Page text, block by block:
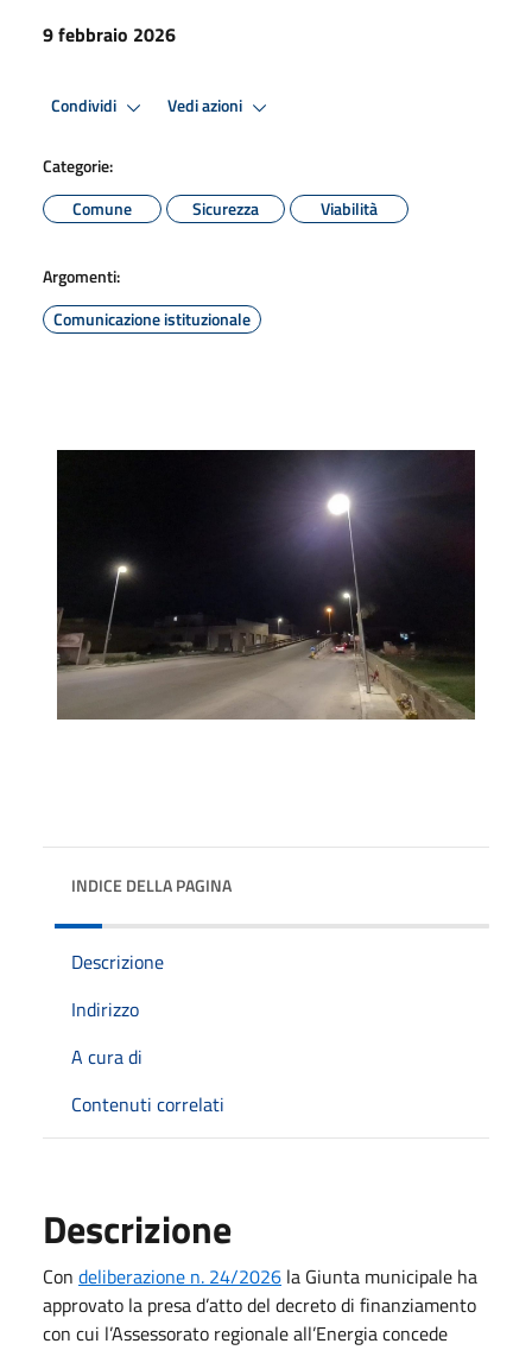
9 febbraio 2026
Condividi Vedi azioni
Categorie:
Comune
Sicurezza Viabilità
Argomenti:
Comunicazione istituzionale
INDICE DELLA PAGINA
Descrizione
Indirizzo
A cura di
Contenuti correlati
Descrizione
Con deliberazione n. 24/2026 la Giunta municipale ha
approvato la presa d’atto del decreto di finanziamento
con cui l’Assessorato regionale all’Energia concede